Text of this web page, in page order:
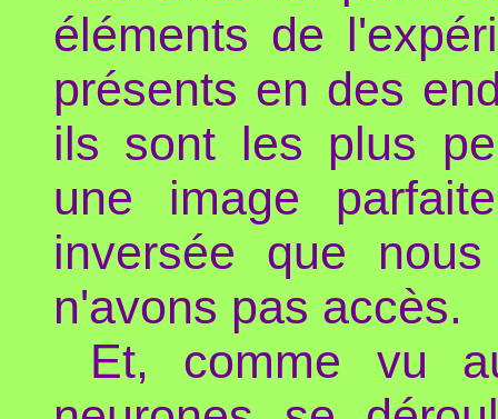
éléments de
présents en des
ils sont les plus
une image
inversée que
n'avons pas accès.
Et, comme vu